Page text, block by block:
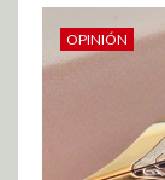
OPINIÓN